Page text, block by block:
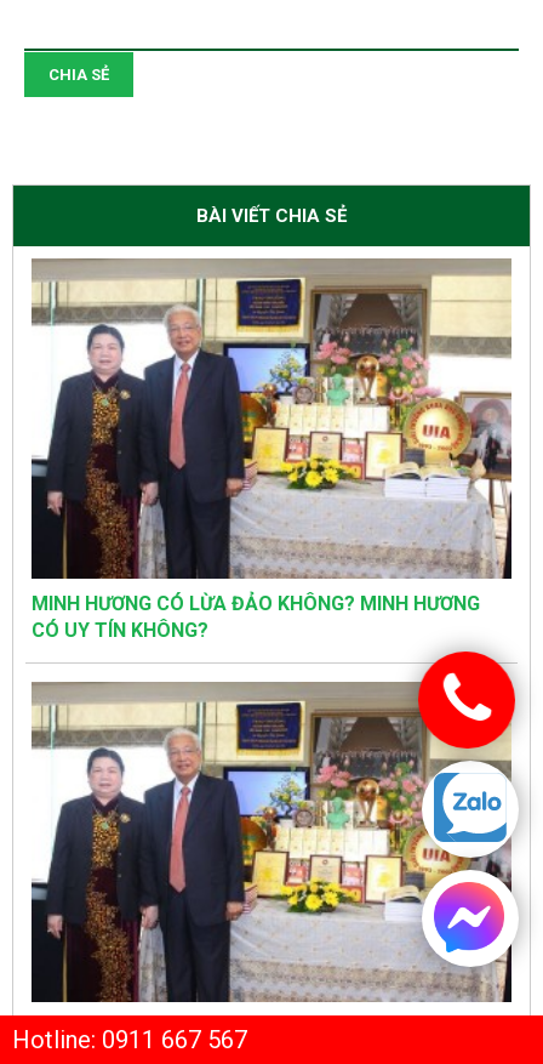
CHIA SẺ
BÀI VIẾT CHIA SẺ
MINH HƯƠNG CÓ LỪA ĐẢO KHÔNG? MINH HƯƠNG
CÓ UY TÍN KHÔNG?
Giấy Phép Lưu Hành Và Giải Thưởng Thuốc Bông Sen
Đã Đạt Được
Hotline: 0911 667 567